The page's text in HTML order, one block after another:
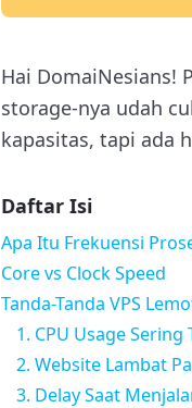
Hai DomaiNesians!
storage-nya udah
kapasitas, tapi ada
Daftar Isi
Apa Itu Frekuensi
Core vs Clock Speed
Tanda-Tanda VPS
1. CPU Usage
2. Website Lambat
3. Delay Saat